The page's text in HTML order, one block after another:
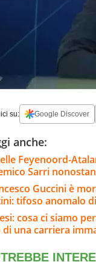
su: Google Discover
anche:
Feyenoord-
Sarri
Guccini è
tifoso anomalo
cosa ci siamo
di una carriera